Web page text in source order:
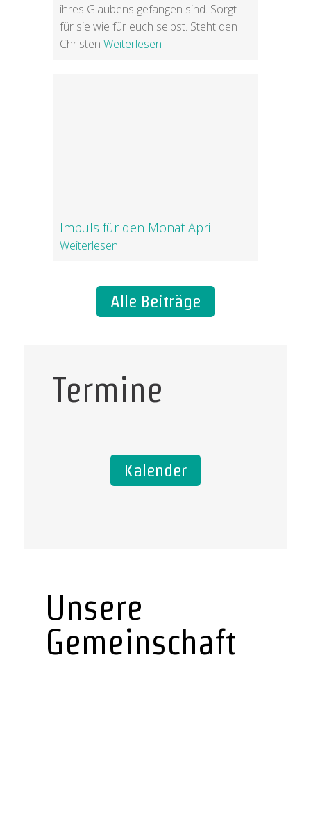
ihres Glaubens gefangen sind. Sorgt
für sie wie für euch selbst. Steht den
ChristenWeiterlesen
Impuls für den Monat April
Weiterlesen
Alle Beiträge
Termine
Kalender
Unsere
Gemeinschaft